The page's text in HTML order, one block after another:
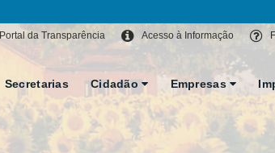
Acesso à Informação
Portal da Transparência
Secretarias Cidadão Empresas